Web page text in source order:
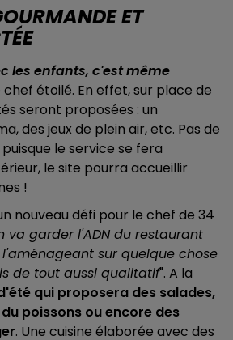
ET
les enfants, c'est même
chef étoilé. En effet, sur place de
seront proposées : un
des jeux de plein air, etc. Pas de
le service se fera
le site pourra accueillir
!
nouveau défi pour le chef de 34
va garder l'ADN du restaurant
sur quelque chose
de tout aussi qualitatif". A la
qui proposera des salades,
poissons ou encore des
. Une cuisine élaborée avec des